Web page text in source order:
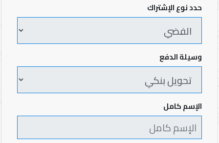
حدد نوع الإشتراك
وسيلة الدفع
الإسم كامل